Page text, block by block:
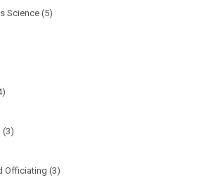
Science (5)
(3)
Officiating (3)